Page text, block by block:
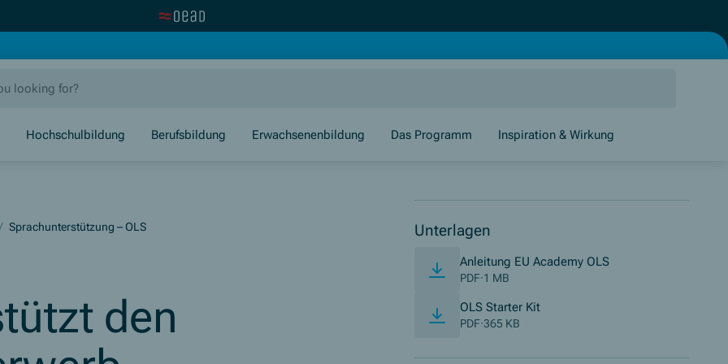
Hochschulbildung Berufsbildung Erwachsenenbildung Das Programm Inspiration & Wirkung
/ Sprachunterstützung – OLS
den
Unterlagen
Anleitung EU Academy OLS(Opens in new
PDF·1 MB
OLS Starter Kit(Opens in new window)
PDF·365 KB